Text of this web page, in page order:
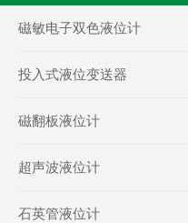
磁敏电子双色液位计
投入式液位变送器
磁翻板液位计
超声波液位计
石英管液位计